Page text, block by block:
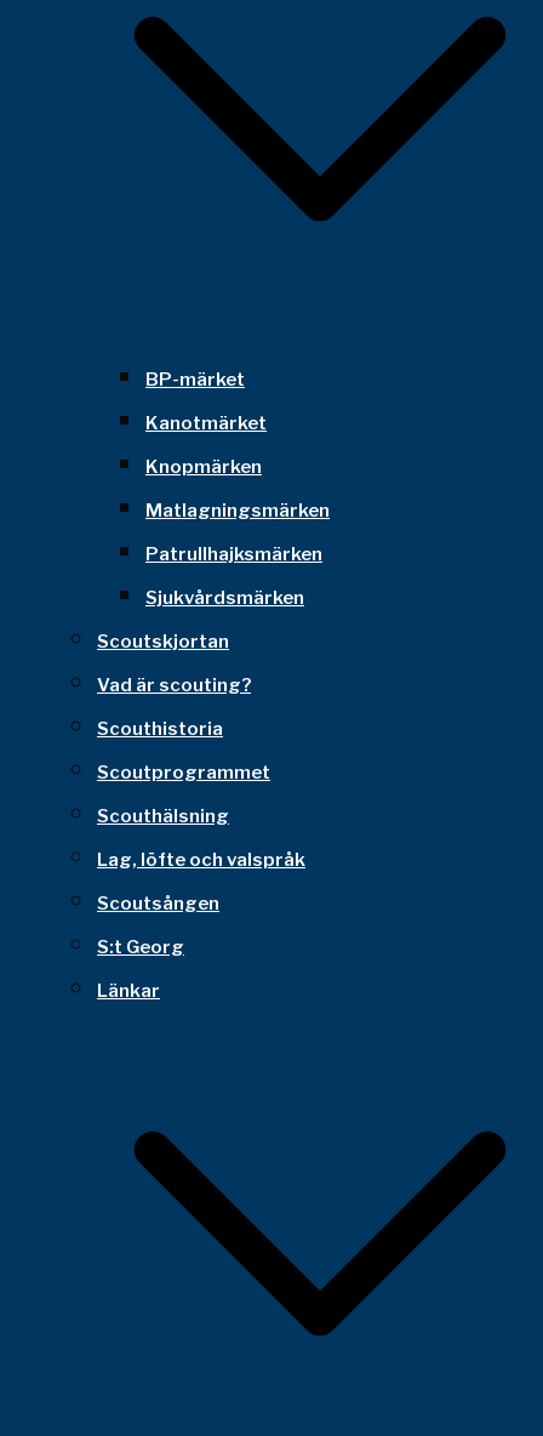
BP-märket
Kanotmärket
Knopmärken
Matlagningsmärken
Patrullhajksmärken
Sjukvårdsmärken
Scoutskjortan
Vad är scouting?
Scouthistoria
Scoutprogrammet
Scouthälsning
Lag, löfte och valspråk
Scoutsången
S:t Georg
Länkar